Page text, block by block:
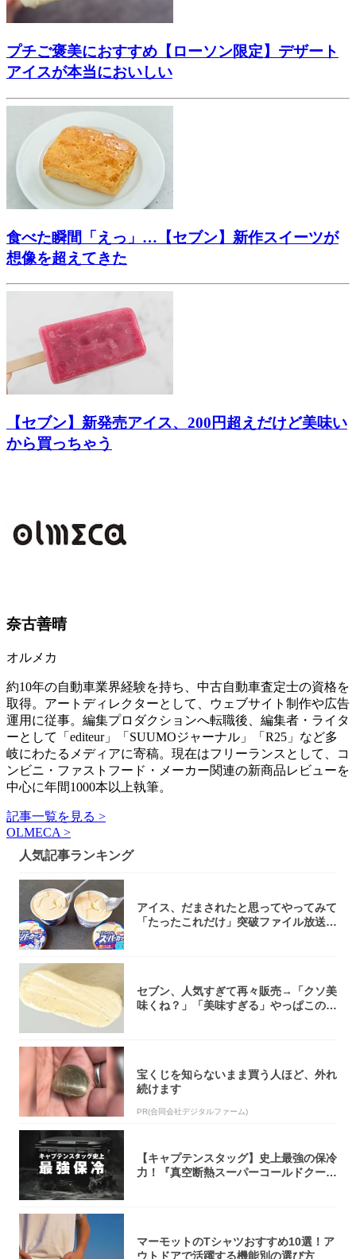
プチご褒美におすすめ【ローソン限定】デザート
アイスが本当においしい
食べた瞬間「えっ」…【セブン】新作スイーツが
想像を超えてきた
【セブン】新発売アイス、200円超えだけど美味い
から買っちゃう
奈古善晴
オルメカ
約10年の自動車業界経験を持ち、中古自動車査定士の資格を
取得。アートディレクターとして、ウェブサイト制作や広告
運用に従事。編集プロダクションへ転職後、編集者・ライタ
ーとして「editeur」「SUUMOジャーナル」「R25」など多
岐にわたるメディアに寄稿。現在はフリーランスとして、コ
ンビニ・ファストフード・メーカー関連の新商品レビューを
中心に年間1000本以上執筆。
記事一覧を見る >
OLMECA >
人気記事ランキング
アイス、だまされたと思ってやってみて
「たったこれだけ」突破ファイル放送で
セブン、人気すぎて再々販売→「クソ美
味くね？」「美味すぎる」やっぱこのク
宝くじを知らないまま買う人ほど、外れ
続けます
PR(合同会社デジタルファーム)
【キャプテンスタッグ】史上最強の保冷
力！『真空断熱スーパーコールドクーラ
マーモットのTシャツおすすめ10選！ア
ウトドアで活躍する機能別の選び方